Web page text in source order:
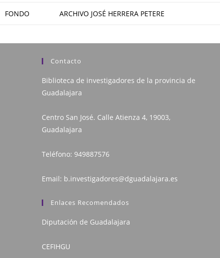
FONDO ARCHIVO JOSÉ HERRERA PETERE
Contacto
Biblioteca de investigadores de la provincia de
Guadalajara
Centro San José. Calle Atienza 4, 19003,
Guadalajara
Teléfono: 949887576
Email: b.investigadores@dguadalajara.es
Enlaces Recomendados
Diputación de Guadalajara
CEFIHGU